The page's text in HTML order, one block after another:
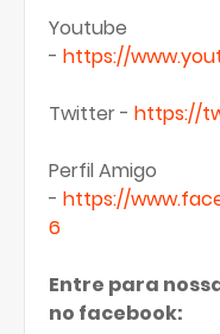
Youtube
- https://
Twitter - https://
Perfil Amigo
- https://
6
Entre para
no facebook: